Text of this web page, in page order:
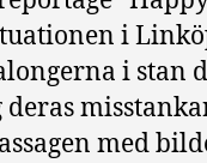
i
i stan
med